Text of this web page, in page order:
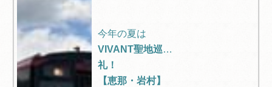
今年の夏は
VIVANT聖地巡
礼！
【恵那・岩村】